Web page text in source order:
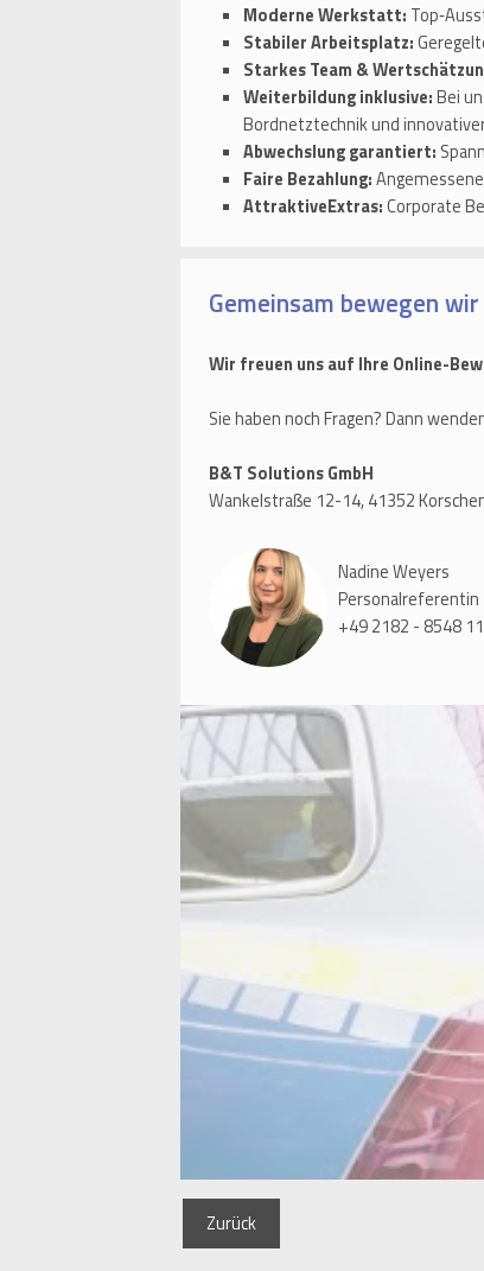
Moderne Werkstatt:
Stabiler Arbeitsplatz:
Starkes Team &
Weiterbildung inklusive:Bei
Bordnetztechnik und
Abwechslung garantiert:
Faire Bezahlung:
AttraktiveExtras:Corporate
Gemeinsam bewegen
Wir freuen uns auf Ihre Online-
Sie haben noch Fragen? Dann
B&T Solutions GmbH
Wankelstraße 12-14, 41352
Nadine Weyers
Personalreferentin
+49 2182 - 8548 11
Zurück